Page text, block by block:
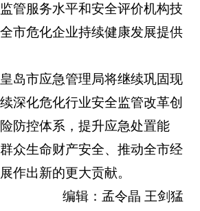
管服务水平和安全评价机构技
市危化企业持续健康发展提供
岛市应急管理局将继续巩固现
深化危化行业安全监管改革创
防控体系，提升应急处置能
众生命财产安全、推动全市经
作出新的更大贡献。
编辑：孟令晶 王剑猛